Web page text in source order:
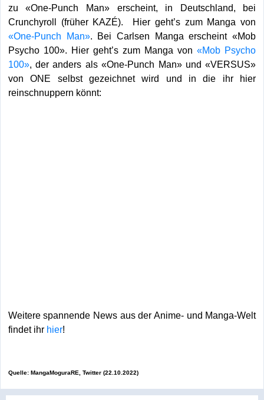
zu «One-Punch Man» erscheint, in Deutschland, bei
Crunchyroll (früher KAZÉ). Hier geht’s zum Manga von
«One-Punch Man». Bei Carlsen Manga erscheint«Mob
Psycho 100». Hier geht’s zum Manga von«Mob Psycho
100», der anders als «One-Punch Man» und «VERSUS»
von ONE selbst gezeichnet wird und in die ihr hier
reinschnuppern könnt:
Weitere spannende News aus der Anime- und Manga-Welt
findet ihr hier!
Quelle: MangaMoguraRE, Twitter (22.10.2022)